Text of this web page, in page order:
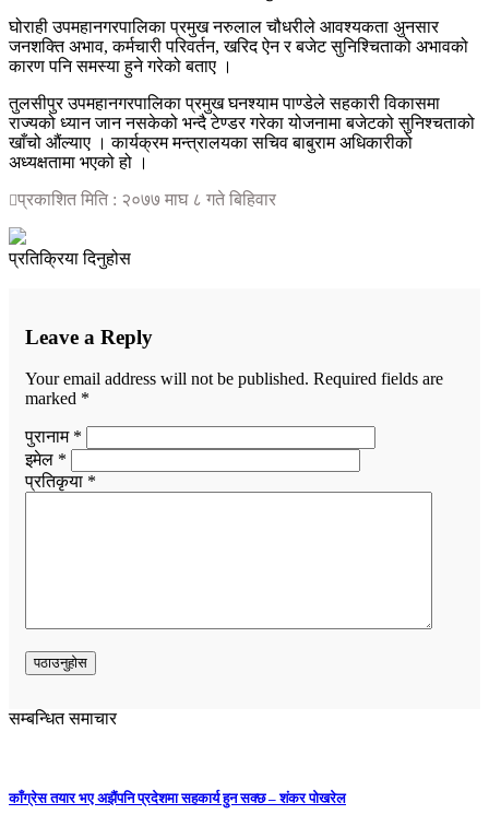
घोराही उपमहानगरपालिका प्रमुख नरुलाल चौधरीले आवश्यकता अुनसार
जनशक्ति अभाव, कर्मचारी परिवर्तन, खरिद ऐन र बजेट सुनिश्चिताको अभावको
कारण पनि समस्या हुने गरेको बताए ।
तुलसीपुर उपमहानगरपालिका प्रमुख घनश्याम पाण्डेले सहकारी विकासमा
राज्यको ध्यान जान नसकेको भन्दै टेण्डर गरेका योजनामा बजेटको सुनिश्चताको
खाँचो औंल्याए । कार्यक्रम मन्त्रालयका सचिव बाबुराम अधिकारीको
अध्यक्षतामा भएको हो ।
प्रकाशित मिति : २०७७ माघ ८ गते बिहिवार
प्रतिक्रिया दिनुहोस
Leave a Reply
Your email address will not be published. Required fields are
marked *
पुरानाम *
इमेल *
प्रतिकृया *
सम्बन्धित समाचार
काँग्रेस तयार भए अझैंपनि प्रदेशमा सहकार्य हुन सक्छ – शंकर पोखरेल